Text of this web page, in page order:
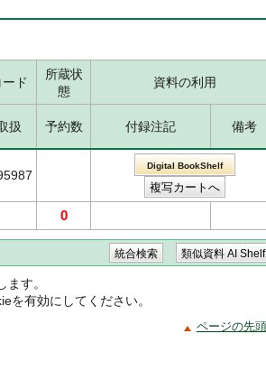
ド
所蔵状
態
資料の利用
扱 予約数 付録注記 備考
Digital BookShelf
0
す。
を有効にしてください。
ページの先